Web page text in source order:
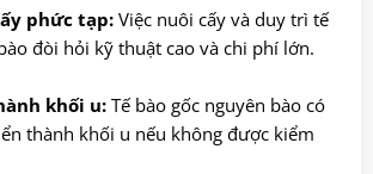
phức tạp: Việc nuôi cấy và duy trì tế
đòi hỏi kỹ thuật cao và chi phí lớn.
khối u: Tế bào gốc nguyên bào có
thành khối u nếu không được kiểm